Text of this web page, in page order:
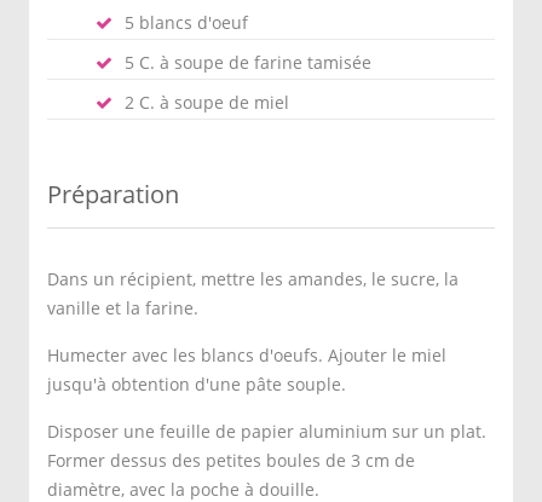
5 blancs d'oeuf
5 C. à soupe de farine tamisée
2 C. à soupe de miel
Préparation
Dans un récipient, mettre les amandes, le sucre, la
vanille et la farine.
Humecter avec les blancs d'oeufs. Ajouter le miel
jusqu'à obtention d'une pâte souple.
Disposer une feuille de papier aluminium sur un plat.
Former dessus des petites boules de 3 cm de
diamètre, avec la poche à douille.